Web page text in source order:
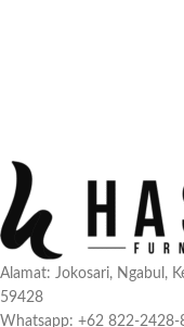
Alamat: Jokosari, Ngabul,
59428
Whatsapp: +62 822-2428-